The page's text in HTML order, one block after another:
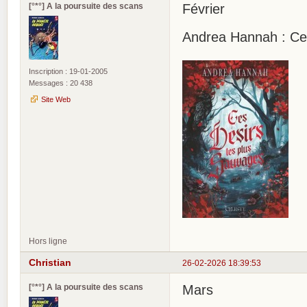
[°*°] A la poursuite des scans
Inscription : 19-01-2005
Messages : 20 438
Site Web
Février
Andrea Hannah :
Hors ligne
26-02-2026 18:39:53
Christian
[°*°] A la poursuite des scans
Mars